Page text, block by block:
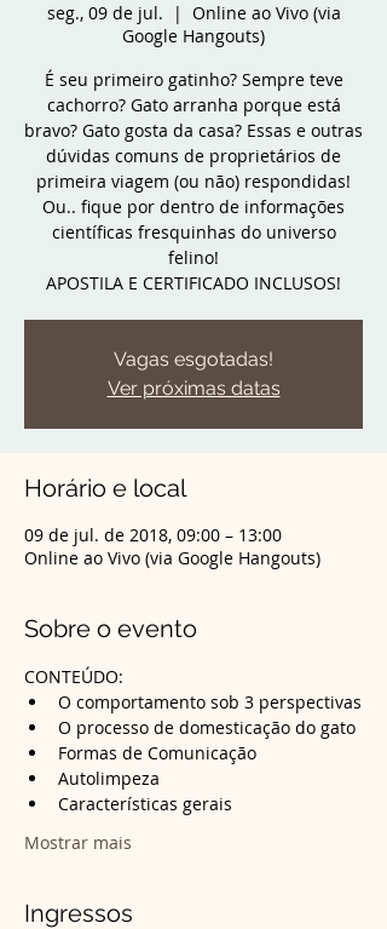
seg., 09 de jul.
  |
Online ao Vivo (via
Google Hangouts)
É seu primeiro gatinho? Sempre teve
cachorro? Gato arranha porque está
bravo? Gato gosta da casa? Essas e outras
dúvidas comuns de proprietários de
primeira viagem (ou não) respondidas!
Ou.. fique por dentro de informações
científicas fresquinhas do universo
felino!
APOSTILA E CERTIFICADO INCLUSOS!
Vagas esgotadas!
Ver próximas datas
Horário e local
09 de jul. de 2018, 09:00 – 13:00
Online ao Vivo (via Google Hangouts)
Sobre o evento
CONTEÚDO:
Mostrar mais
Ingressos